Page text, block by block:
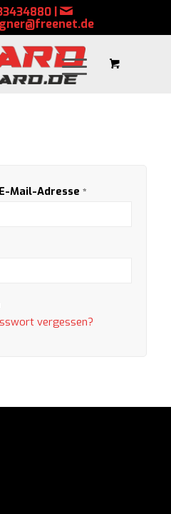
|
Mail-Adresse *
vergessen?